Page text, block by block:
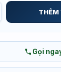
Sơn Tân
THÊM
Gọi